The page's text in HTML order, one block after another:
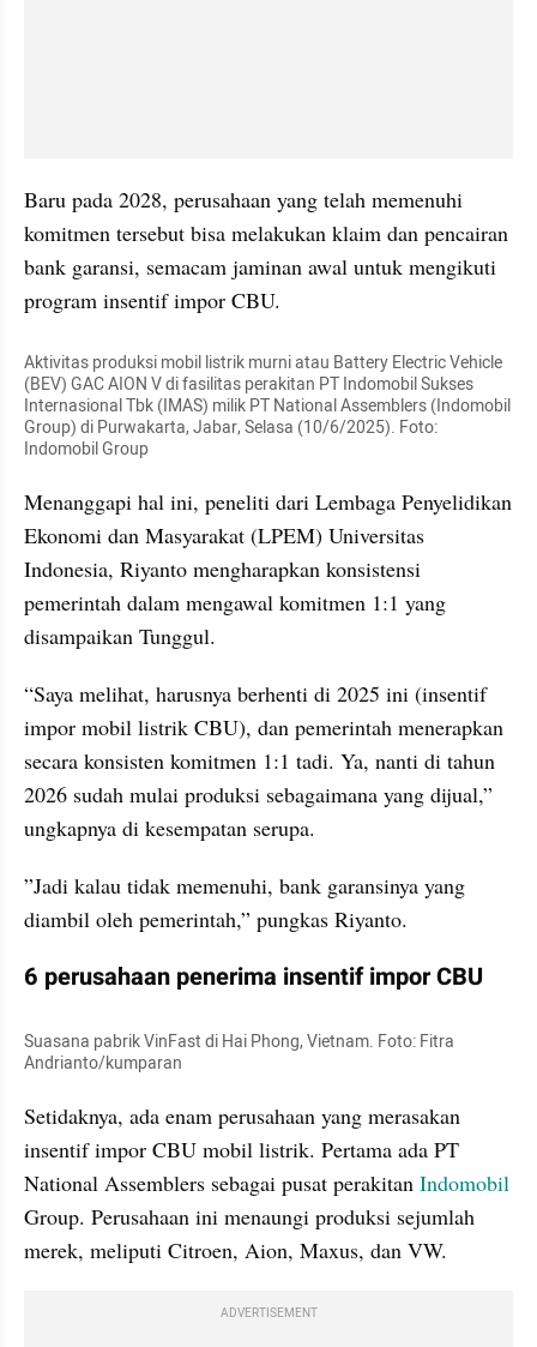
Baru pada 2028, perusahaan yang telah memenuhi
komitmen tersebut bisa melakukan klaim dan pencairan
bank garansi, semacam jaminan awal untuk mengikuti
program insentif impor CBU.
Aktivitas produksi mobil listrik murni atau Battery Electric Vehicle
(BEV) GAC AION V di fasilitas perakitan PT Indomobil Sukses
Internasional Tbk (IMAS) milik PT National Assemblers (Indomobil
Group) di Purwakarta, Jabar, Selasa (10/6/2025). Foto:
Indomobil Group
Menanggapi hal ini, peneliti dari Lembaga Penyelidikan
Ekonomi dan Masyarakat (LPEM) Universitas
Indonesia, Riyanto mengharapkan konsistensi
pemerintah dalam mengawal komitmen 1:1 yang
disampaikan Tunggul.
“Saya melihat, harusnya berhenti di 2025 ini (insentif
impor mobil listrik CBU), dan pemerintah menerapkan
secara konsisten komitmen 1:1 tadi. Ya, nanti di tahun
2026 sudah mulai produksi sebagaimana yang dijual,”
ungkapnya di kesempatan serupa.
”Jadi kalau tidak memenuhi, bank garansinya yang
diambil oleh pemerintah,” pungkas Riyanto.
6 perusahaan penerima insentif impor CBU
Suasana pabrik VinFast di Hai Phong, Vietnam. Foto: Fitra
Andrianto/kumparan
Setidaknya, ada enam perusahaan yang merasakan
insentif impor CBU mobil listrik. Pertama ada PT
National Assemblers sebagai pusat perakitan Indomobil
Group. Perusahaan ini menaungi produksi sejumlah
merek, meliputi Citroen, Aion, Maxus, dan VW.
ADVERTISEMENT